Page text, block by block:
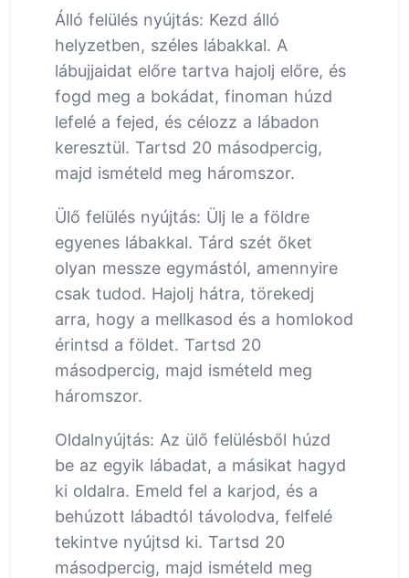
Álló felülés nyújtás: Kezd álló
helyzetben, széles lábakkal. A
lábujjaidat előre tartva hajolj előre, és
fogd meg a bokádat, finoman húzd
lefelé a fejed, és célozz a lábadon
keresztül. Tartsd 20 másodpercig,
majd ismételd meg háromszor.
Ülő felülés nyújtás: Ülj le a földre
egyenes lábakkal. Tárd szét őket
olyan messze egymástól, amennyire
csak tudod. Hajolj hátra, törekedj
arra, hogy a mellkasod és a homlokod
érintsd a földet. Tartsd 20
másodpercig, majd ismételd meg
háromszor.
Oldalnyújtás: Az ülő felülésből húzd
be az egyik lábadat, a másikat hagyd
ki oldalra. Emeld fel a karjod, és a
behúzott lábadtól távolodva, felfelé
tekintve nyújtsd ki. Tartsd 20
másodpercig, majd ismételd meg